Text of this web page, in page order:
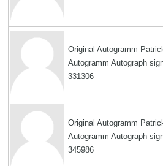
Original Autogramm
Autogramm Autograph
331306
Original Autogramm
Autogramm Autograph
345986